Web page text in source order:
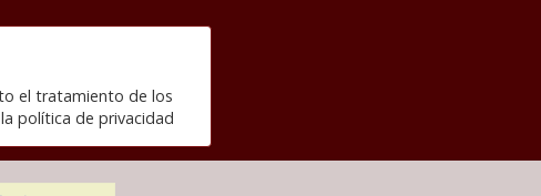
el tratamiento de los
política de privacidad